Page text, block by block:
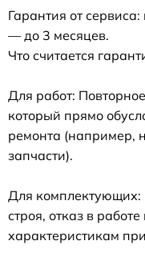
Гарантия от
— до 3 месяцев.
Что считается
Для работ:
который прямо
ремонта (например,
запчасти).
Для
строя, отказ в
характеристикам